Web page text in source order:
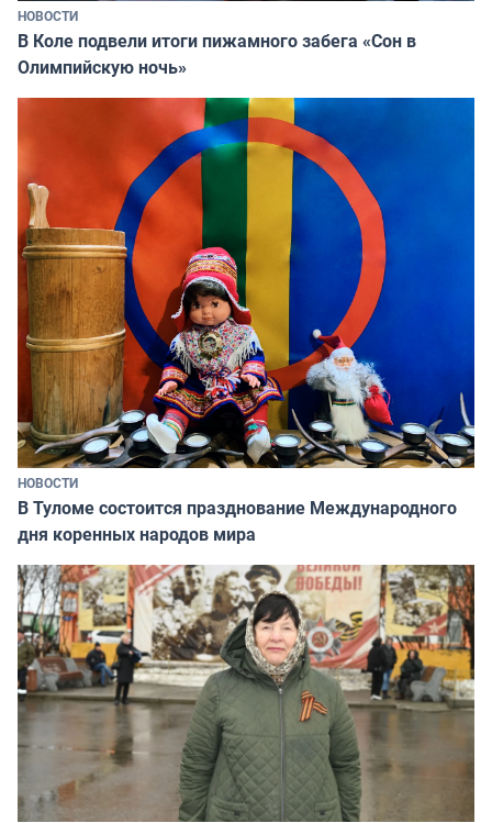
НОВОСТИ
В Коле подвели итоги пижамного забега «Сон в
Олимпийскую ночь»
НОВОСТИ
В Туломе состоится празднование Международного
дня коренных народов мира